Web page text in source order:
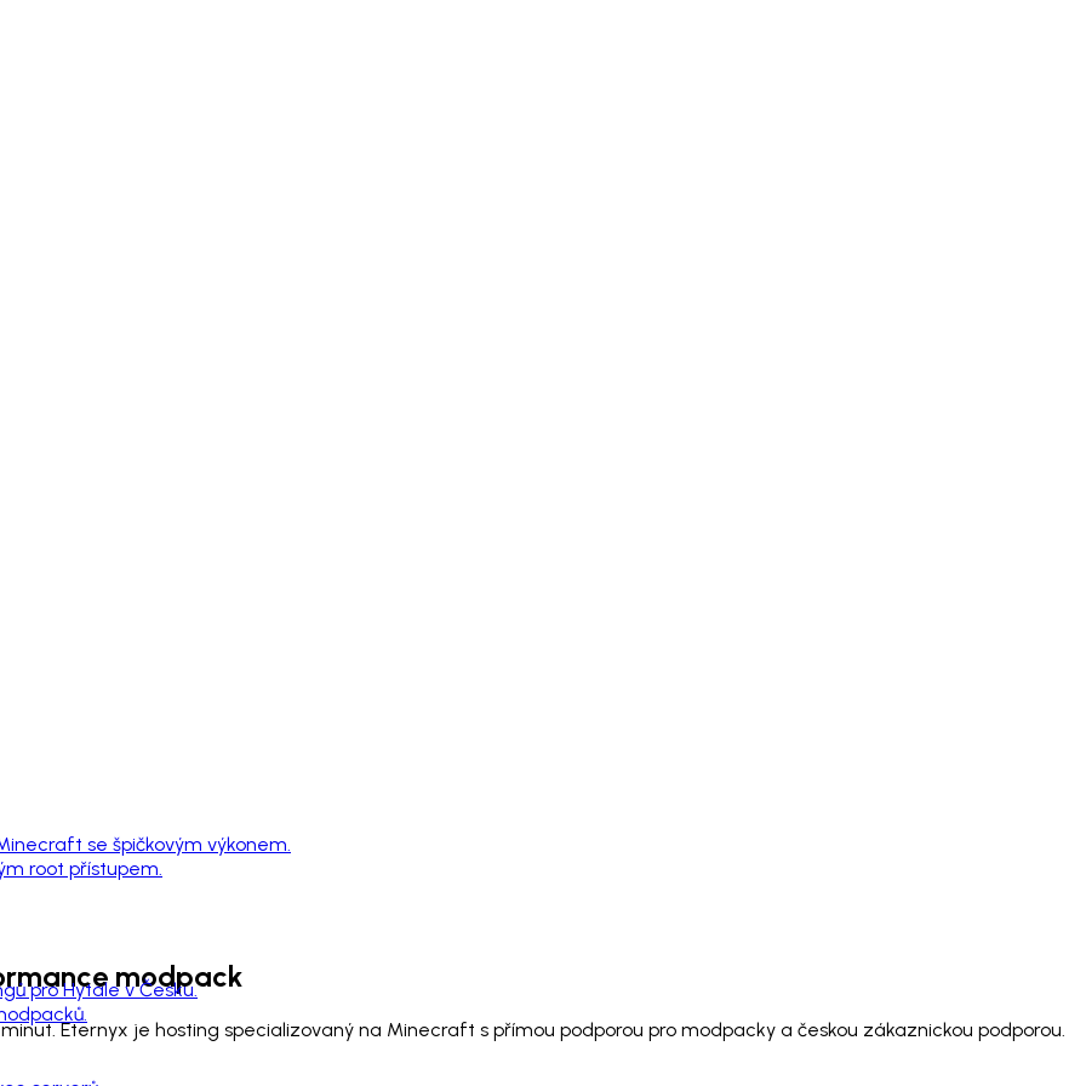
se špičkovým výkonem.
root přístupem.
pro Hytale v Česku.
modpack
Eternyx je hosting specializovaný na Minecraft s přímou podporou pro modpacky a českou zákaznickou podporou.